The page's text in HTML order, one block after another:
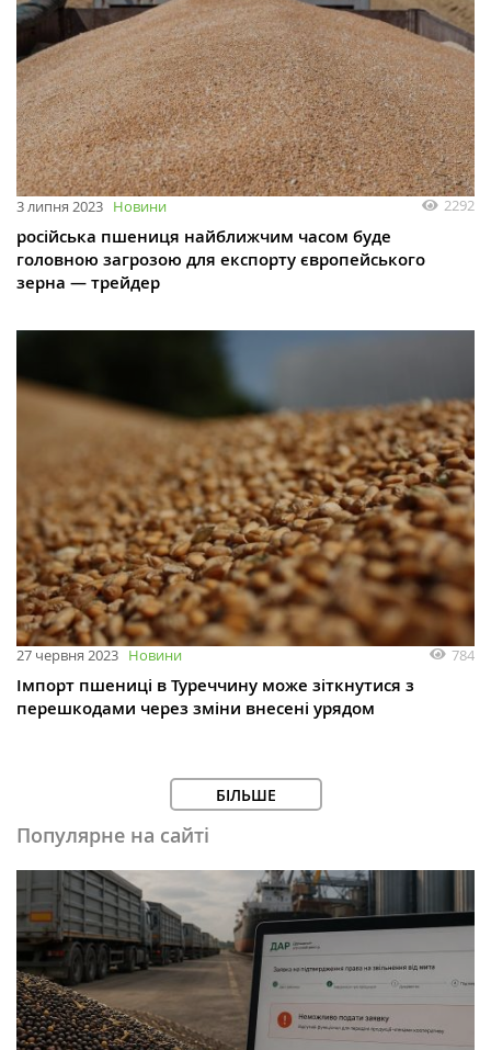
3 липня 2023 Новини 2292
російська пшениця найближчим часом буде
головною загрозою для експорту європейського
зерна — трейдер
27 червня 2023 Новини 784
Імпорт пшениці в Туреччину може зіткнутися з
перешкодами через зміни внесені урядом
БІЛЬШЕ
Популярне на сайті